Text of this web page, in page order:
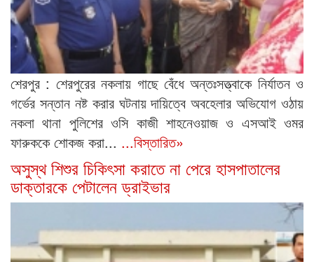
শেরপুর : শেরপুরের নকলায় গাছে বেঁধে অন্তঃসত্ত্বাকে নির্যাতন ও
গর্ভের সন্তান নষ্ট করার ঘটনায় দায়িত্বে অবহেলার অভিযোগ ওঠায়
নকলা থানা পুলিশের ওসি কাজী শাহনেওয়াজ ও এসআই ওমর
ফারুককে শোকজ করা... ...বিস্তারিত»
অসুস্থ শিশুর চিকিৎসা করাতে না পেরে হাসপাতালের
ডাক্তারকে পেটালেন ড্রাইভার